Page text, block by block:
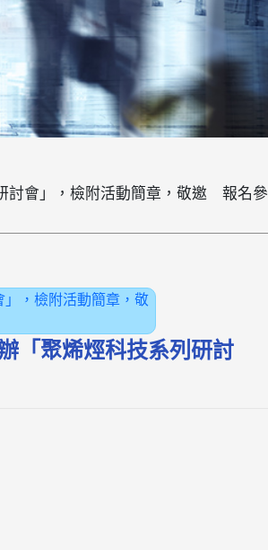
討會」，檢附活動簡章，敬邀 報名參
，檢附活動簡章，敬
「聚烯烴科技系列研討